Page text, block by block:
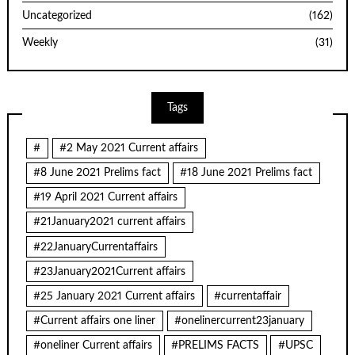
Uncategorized (162)
Weekly (31)
Tags
# #2 May 2021 Current affairs
#8 June 2021 Prelims fact #18 June 2021 Prelims fact
#19 April 2021 Current affairs
#21January2021 current affairs
#22JanuaryCurrentaffairs
#23January2021Current affairs
#25 January 2021 Current affairs #currentaffair
#Current affairs one liner #onelinercurrent23january
#oneliner Current affairs #PRELIMS FACTS #UPSC